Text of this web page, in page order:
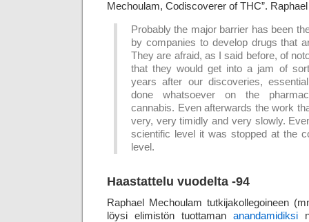
Mechoulam, Codiscoverer of THC”.
Probably the major barrier has been
by companies to develop drugs that
They are afraid, as I said before, of
that they would get into a jam of
years after our discoveries,
done whatsoever on the
cannabis. Even afterwards the work
very, very timidly and very slowly.
scientific level it was stopped at the
level.
Haastattelu vuodelta -94
Raphael Mechoulam tutkijakollegoineen
löysi elimistön tuottaman anandamidiksi